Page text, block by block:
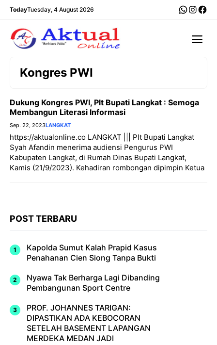
Langsung
TodayTuesday, 4 August 2026
Kongres PWI
Dukung Kongres PWI, Plt Bupati Langkat : Semoga
Membangun Literasi Informasi
Sep. 22, 2023LANGKAT
https://aktualonline.co LANGKAT ||| Plt Bupati Langkat
Syah Afandin menerima audiensi Pengurus PWI
Kabupaten Langkat, di Rumah Dinas Bupati Langkat,
Kamis (21/9/2023). Kehadiran rombongan dipimpin Ketua
POST TERBARU
Kapolda Sumut Kalah Prapid Kasus
Penahanan Cien Siong Tanpa Bukti
Nyawa Tak Berharga Lagi Dibanding
Pembangunan Sport Centre
PROF. JOHANNES TARIGAN:
DIPASTIKAN ADA KEBOCORAN
SETELAH BASEMENT LAPANGAN
MERDEKA MEDAN JADI